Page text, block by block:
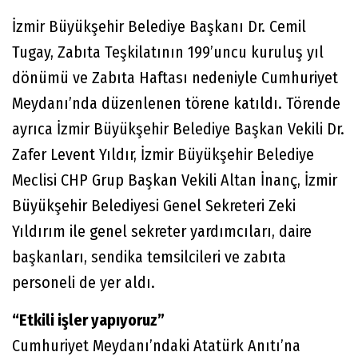
İzmir Büyükşehir Belediye Başkanı Dr. Cemil
Tugay, Zabıta Teşkilatının 199’uncu kuruluş yıl
dönümü ve Zabıta Haftası nedeniyle Cumhuriyet
Meydanı’nda düzenlenen törene katıldı. Törende
ayrıca İzmir Büyükşehir Belediye Başkan Vekili Dr.
Zafer Levent Yıldır, İzmir Büyükşehir Belediye
Meclisi CHP Grup Başkan Vekili Altan İnanç, İzmir
Büyükşehir Belediyesi Genel Sekreteri Zeki
Yıldırım ile genel sekreter yardımcıları, daire
başkanları, sendika temsilcileri ve zabıta
personeli de yer aldı.
“Etkili işler yapıyoruz”
Cumhuriyet Meydanı’ndaki Atatürk Anıtı’na